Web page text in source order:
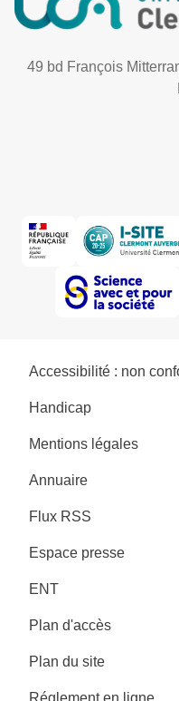
49 bd François
Accessibilité : non
Handicap
Mentions légales
Annuaire
Flux RSS
Espace presse
ENT
Plan d'accès
Plan du site